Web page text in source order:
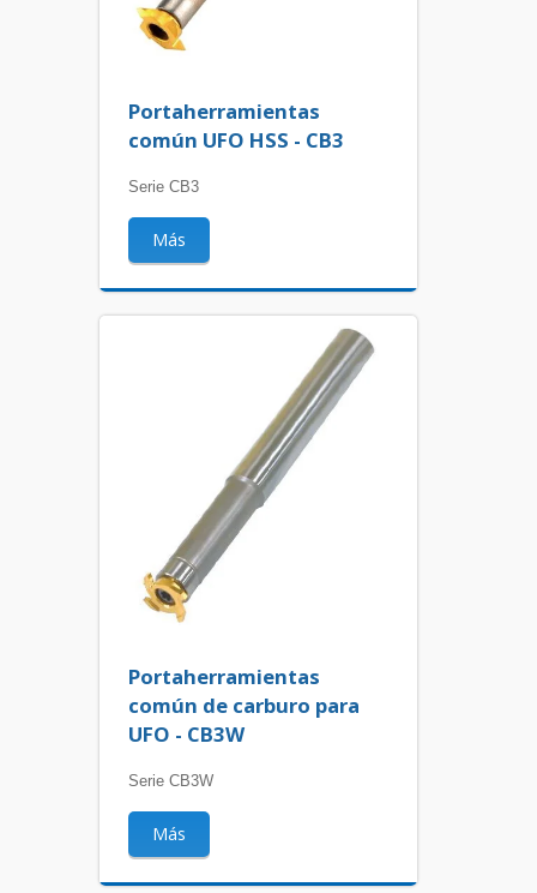
Portaherramientas
común UFO HSS - CB3
Serie CB3
Más
Portaherramientas
común de carburo para
UFO - CB3W
Serie CB3W
Más